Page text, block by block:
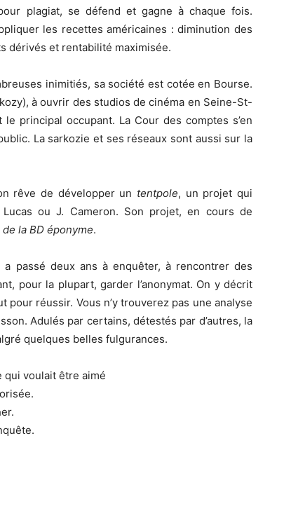
plagiat, se défend et gagne à chaque fois.
les recettes américaines : diminution des
dérivés et rentabilité maximisée.
inimitiés, sa société est cotée en Bourse.
à ouvrir des studios de cinéma en Seine-St-
principal occupant. La Cour des comptes s’en
La sarkozie et ses réseaux sont aussi sur la
rêve de développer un tentpole, un projet qui
ou J. Cameron. Son projet, en cours de
la BD éponyme.
passé deux ans à enquêter, à rencontrer des
pour la plupart, garder l’anonymat. On y décrit
pour réussir. Vous n’y trouverez pas une analyse
Adulés par certains, détestés par d’autres, la
quelques belles fulgurances.
qui voulait être aimé